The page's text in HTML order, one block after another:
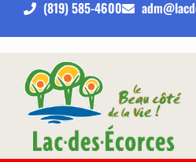
(819) 585-4600